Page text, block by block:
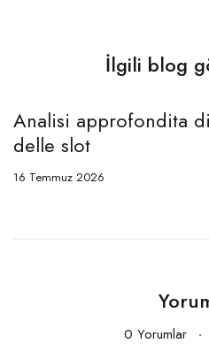
İlgili blog
RTP e volatilità
0 Yorumlar